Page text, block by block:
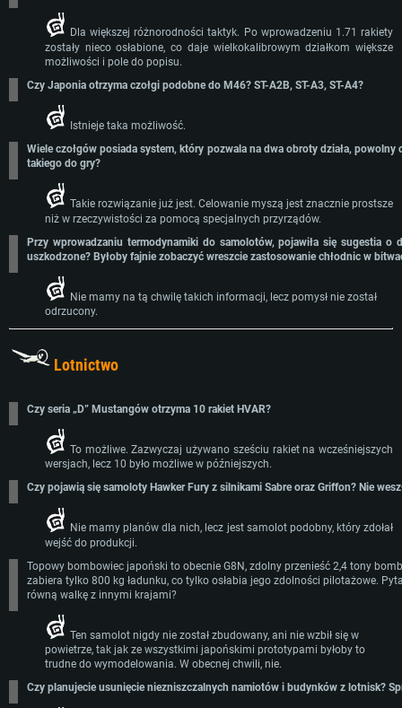
Dla większej różnorodności taktyk. Po wprowadzeniu 1.71 rakiety
zostały nieco osłabione, co daje wielkokalibrowym działkom większe
możliwości i pole do popisu.
Czy Japonia otrzyma czołgi podobne do M46? ST-A2B, ST-A3, ST-A4?
Istnieje taka możliwość.
Wiele czołgów posiada system, który pozwala na dwa obroty działa,
takiego do gry?
Takie rozwiązanie już jest. Celowanie myszą jest znacznie prostsze
niż w rzeczywistości za pomocą specjalnych przyrządów.
Przy wprowadzaniu termodynamiki do samolotów, pojawiła się sugestia
uszkodzone? Byłoby fajnie zobaczyć wreszcie zastosowanie chłodnic w
Nie mamy na tą chwilę takich informacji, lecz pomysł nie został
odrzucony.
Lotnictwo
Czy seria „D” Mustangów otrzyma 10 rakiet HVAR?
To możliwe. Zazwyczaj używano sześciu rakiet na wcześniejszych
wersjach, lecz 10 było możliwe w późniejszych.
Czy pojawią się samoloty Hawker Fury z silnikami Sabre oraz Griffon? Nie
Nie mamy planów dla nich, lecz jest samolot podobny, który zdołał
wejść do produkcji.
Topowy bombowiec japoński to obecnie G8N, zdolny przenieść 2,4 tony
zabiera tylko 800 kg ładunku, co tylko osłabia jego zdolności pilotażowe.
równą walkę z innymi krajami?
Ten samolot nigdy nie został zbudowany, ani nie wzbił się w
powietrze, tak jak ze wszystkimi japońskimi prototypami byłoby to
trudne do wymodelowania. W obecnej chwili, nie.
Czy planujecie usunięcie niezniszczalnych namiotów i budynków z lotnisk?